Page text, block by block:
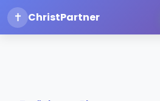
✝ ChristPartner